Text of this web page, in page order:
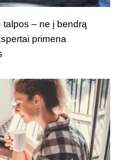
– ne į bendrą
primena